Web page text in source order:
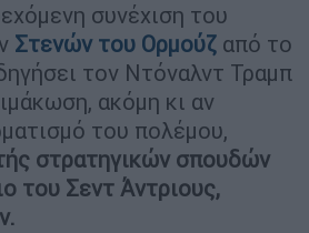
συνέχιση του
Στενών του Ορμούζ από το
τον Ντόναλντ Τραμπ
ακόμη κι αν
του πολέμου,
στρατηγικών σπουδών
του Σεντ Άντριους,